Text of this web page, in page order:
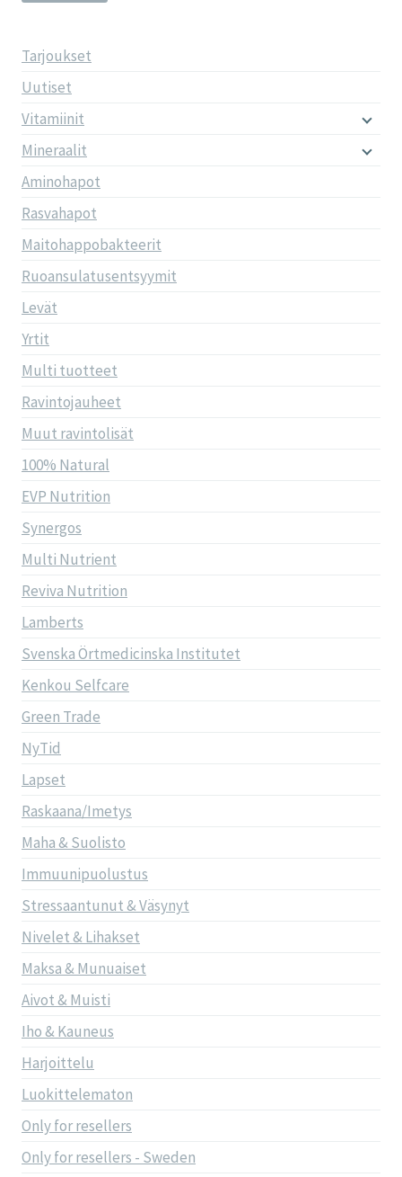
Tarjoukset
Uutiset
Vitamiinit
Mineraalit
Aminohapot
Rasvahapot
Maitohappobakteerit
Ruoansulatusentsyymit
Levät
Yrtit
Multi tuotteet
Ravintojauheet
Muut ravintolisät
100% Natural
EVP Nutrition
Synergos
Multi Nutrient
Reviva Nutrition
Lamberts
Svenska Örtmedicinska Institutet
Kenkou Selfcare
Green Trade
NyTid
Lapset
Raskaana/Imetys
Maha & Suolisto
Immuunipuolustus
Stressaantunut & Väsynyt
Nivelet & Lihakset
Maksa & Munuaiset
Aivot & Muisti
Iho & Kauneus
Harjoittelu
Luokittelematon
Only for resellers
Only for resellers - Sweden